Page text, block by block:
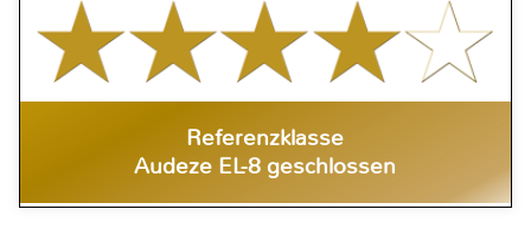
Referenzklasse
Audeze EL-8 geschlossen